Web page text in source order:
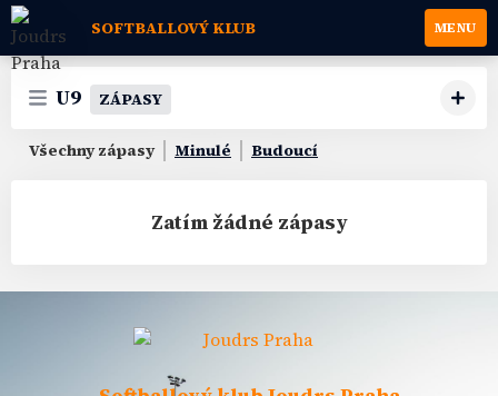
SOFTBALLOVÝ KLUB MENU
U9 ZÁPASY
Všechny zápasy Minulé Budoucí
Zatím žádné zápasy